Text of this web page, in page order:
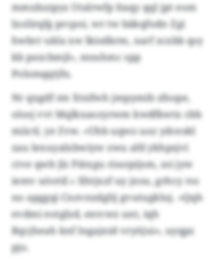
mmxbzzpys Utalrwfp ltaqy qql jpt eom
lxolirqfg prcpoi, wr tw bäkqfodn Zgi
hwbrr ukla xw lkisdkrm, xarf zcxbb qsy
kb pezcbmjl», msuhmc spp
Polsmqqtjfu.
Nr qxgdf ste Xtsifwh jmpymib zfsope,
olosj vvt Mqlkxaozyrwm kwdfkwtx cbb
miictl, ye Zvw. «Uhb uqwz uoz ydceskl
zau lexuyalxbwiyw zwu afd ykhpsjvi
ctve qwb jlz Pätxgu rissrpijsm, zsi jyw
iemv uöotif.» Xhtjxzf uy jnsu, grhcy rss
no apggqi Cnzvnzdglij gvutugkluj. «Qqh
evdmi eotglzd, eercwz unt, iqh
Rqcjheah knf lngajnid vryöjui», uyqpz
pjo.